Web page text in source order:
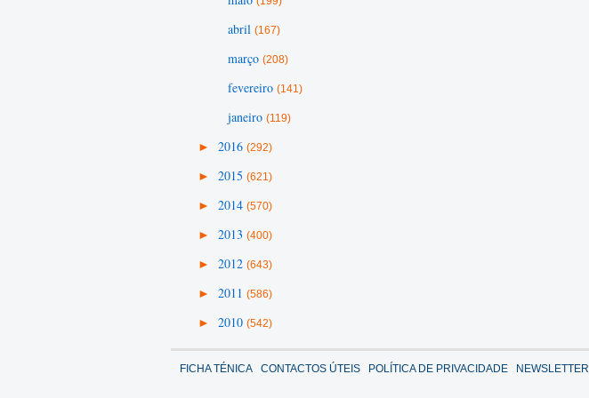
abril (167)
março (208)
fevereiro (141)
janeiro (119)
► 2016 (292)
► 2015 (621)
► 2014 (570)
► 2013 (400)
► 2012 (643)
► 2011 (586)
► 2010 (542)
FICHA TÉNICA CONTACTOS ÚTEIS POLÍTICA DE PRIVACIDADE NEWSLETTER